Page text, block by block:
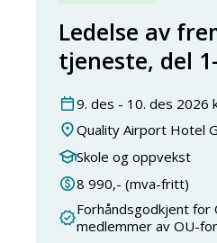
Ledelse av
tjeneste, del
9. des - 10. des 2026
Quality Airport Hotel
Skole og oppvekst
8 990,- (mva-fritt)
Forhåndsgodkjent for
medlemmer av OU-